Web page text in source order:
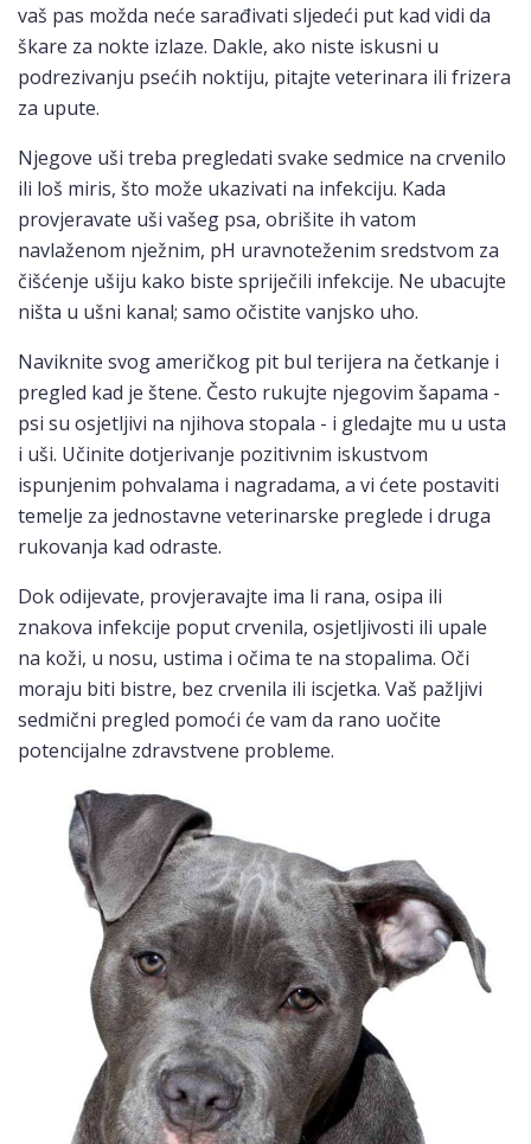
vaš pas možda neće sarađivati ​​sljedeći put kad vidi da
škare za nokte izlaze. Dakle, ako niste iskusni u
podrezivanju psećih noktiju, pitajte veterinara ili frizera
za upute.
Njegove uši treba pregledati svake sedmice na crvenilo
ili loš miris, što može ukazivati ​​na infekciju. Kada
provjeravate uši vašeg psa, obrišite ih vatom
navlaženom nježnim, pH uravnoteženim sredstvom za
čišćenje ušiju kako biste spriječili infekcije. Ne ubacujte
ništa u ušni kanal; samo očistite vanjsko uho.
Naviknite svog američkog pit bul terijera na četkanje i
pregled kad je štene. Često rukujte njegovim šapama -
psi su osjetljivi na njihova stopala - i gledajte mu u usta
i uši. Učinite dotjerivanje pozitivnim iskustvom
ispunjenim pohvalama i nagradama, a vi ćete postaviti
temelje za jednostavne veterinarske preglede i druga
rukovanja kad odraste.
Dok odijevate, provjeravajte ima li rana, osipa ili
znakova infekcije poput crvenila, osjetljivosti ili upale
na koži, u nosu, ustima i očima te na stopalima. Oči
moraju biti bistre, bez crvenila ili iscjetka. Vaš pažljivi
sedmični pregled pomoći će vam da rano uočite
potencijalne zdravstvene probleme.